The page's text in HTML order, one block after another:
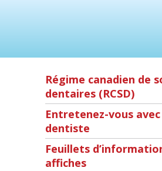
Régime canadien de
dentaires (RCSD)
Entretenez-vous
dentiste
Feuillets
affiches